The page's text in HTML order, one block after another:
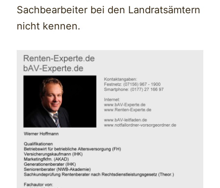
Sachbearbeiter bei den Landratsämtern
nicht kennen.